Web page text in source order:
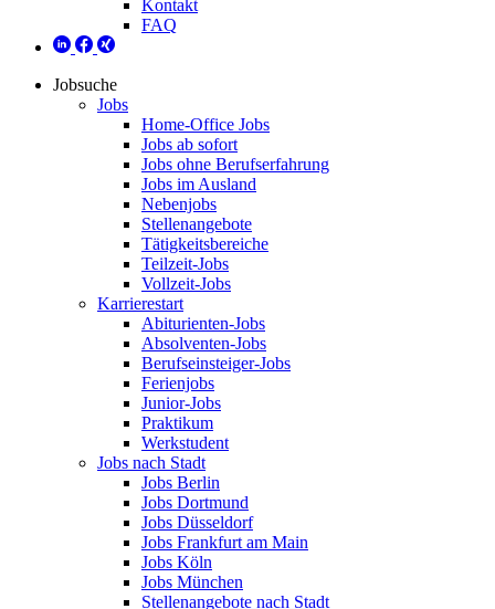
Kontakt
FAQ
Jobsuche
Jobs
Home-Office Jobs
Jobs ab sofort
Jobs ohne Berufserfahrung
Jobs im Ausland
Nebenjobs
Stellenangebote
Tätigkeitsbereiche
Teilzeit-Jobs
Vollzeit-Jobs
Karrierestart
Abiturienten-Jobs
Absolventen-Jobs
Berufseinsteiger-Jobs
Ferienjobs
Junior-Jobs
Praktikum
Werkstudent
Jobs nach Stadt
Jobs Berlin
Jobs Dortmund
Jobs Düsseldorf
Jobs Frankfurt am Main
Jobs Köln
Jobs München
Stellenangebote nach Stadt